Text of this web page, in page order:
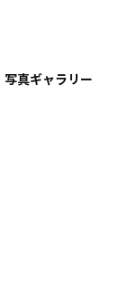
写真ギャラリー